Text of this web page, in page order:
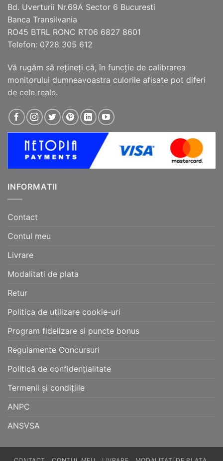
pagina
produsului.
Bd. Uverturii Nr.69A Sector 6 Bucuresti
Banca Transilvania
RO45 BTRL RONC RT06 6827 8601
Telefon: 0728 305 612
Vă rugăm să reţineţi că, în funcţie de calibrarea
monitorului dumneavoastra culorile afisate pot diferi
de cele reale.
INFORMATII
Contact
Contul meu
Livrare
Modalitati de plata
Retur
Politica de utilizare cookie-uri
Program fidelizare si puncte bonus
Regulamente Concursuri
Politică de confidențialitate
Termenii și condițiile
ANPC
ANSVSA